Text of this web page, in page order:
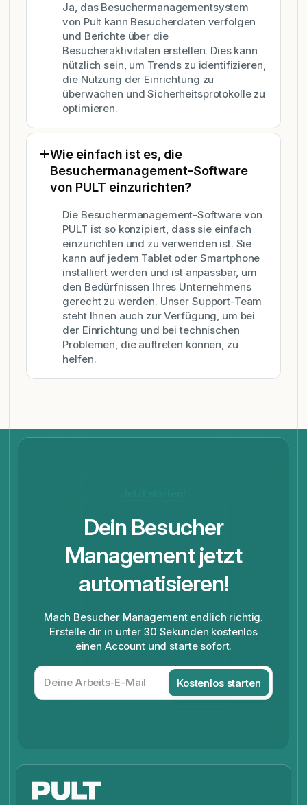
Ja, das Besuchermanagementsystem
von Pult kann Besucherdaten verfolgen
und Berichte über die
Besucheraktivitäten erstellen. Dies kann
nützlich sein, um Trends zu identifizieren,
die Nutzung der Einrichtung zu
überwachen und Sicherheitsprotokolle zu
optimieren.
Wie einfach ist es, die
Besuchermanagement-Software
von PULT einzurichten?
Die Besuchermanagement-Software von
PULT ist so konzipiert, dass sie einfach
einzurichten und zu verwenden ist. Sie
kann auf jedem Tablet oder Smartphone
installiert werden und ist anpassbar, um
den Bedürfnissen Ihres Unternehmens
gerecht zu werden. Unser Support-Team
steht Ihnen auch zur Verfügung, um bei
der Einrichtung und bei technischen
Problemen, die auftreten können, zu
helfen.
Dein Besucher
Management jetzt
automatisieren!
Mach Besucher Management endlich richtig.
Erstelle dir in unter 30 Sekunden kostenlos
einen Account und starte sofort.